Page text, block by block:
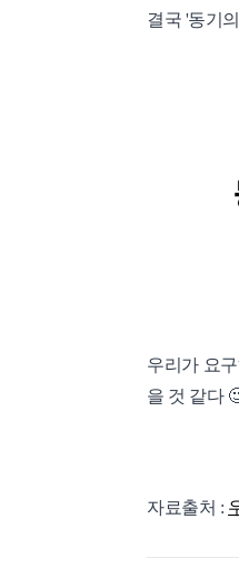
결국 '동기
우리가 요
을 것 같다
자료출처 :